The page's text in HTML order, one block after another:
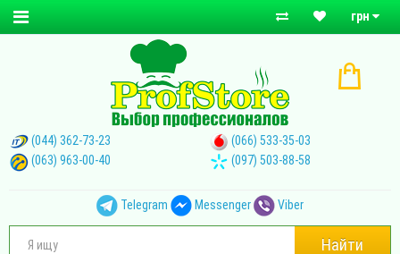
грн
(044) 362-73-23
(066) 533-35-03
(063) 963-00-40
(097) 503-88-58
Telegram Messenger Viber
Найти